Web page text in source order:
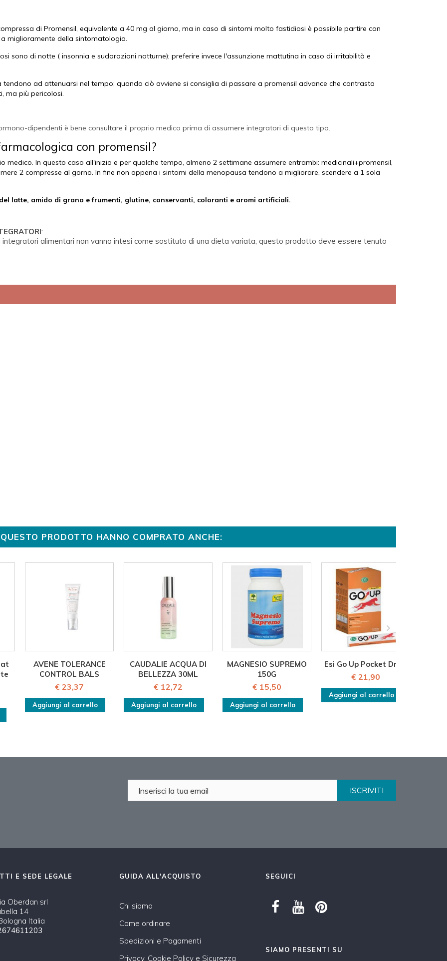
di Promensil, equivalente a 40 mg al giorno, ma in caso di sintomi molto fastidiosi è possibile partire con
miglioramente della sintomatologia.
sono di notte ( insonnia e sudorazioni notturne); preferire invece l'assunzione mattutina in caso di irritabilità e
ad attenuarsi nel tempo; quando ciò avviene si consiglia di passare a promensil advance che contrasta
ma più pericolosi.
dipendenti è bene consultare il proprio medico prima di assumere integratori di questo tipo.
con promensil?
medico. In questo caso all'inizio e per qualche tempo, almeno 2 settimane assumere entrambi: medicinali+promensil,
2 compresse al gorno. In fine non appena i sintomi della menopausa tendono a migliorare, scendere a 1 sola
latte, amido di grano e frumenti, glutine, conservanti, coloranti e aromi artificiali.
:
integratori alimentari non vanno intesi come sostituto di una dieta variata; questo prodotto deve essere tenuto
PRODOTTO HANNO COMPRATO ANCHE:
AVENE TOLERANCE
CONTROL BALS
€ 23,37
Aggiungi al carrello
CAUDALIE ACQUA DI
BELLEZZA 30ML
€ 12,72
Aggiungi al carrello
MAGNESIO SUPREMO
150G
€ 15,50
Aggiungi al carrello
Esi Go Up Pocket Drink
€ 21,90
Aggiungi al carrello
ISCRIVITI
E SEDE LEGALE
Oberdan srl
14
Italia
GUIDA ALL'ACQUISTO
Chi siamo
Come ordinare
Spedizioni e Pagamenti
Privacy, Cookie Policy e Sicurezza
SEGUICI
SIAMO PRESENTI SU